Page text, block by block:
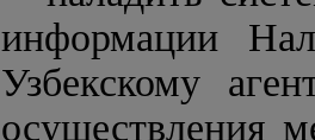
информации
Узбекскому
осуществления